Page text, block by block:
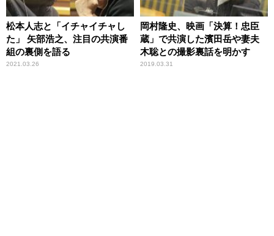
松本人志と「イチャイチャし
た」 矢部浩之、注目の共演番
組の裏側を語る
2021.03.26
岡村隆史、映画「決算！忠臣
蔵」で共演した濱田岳や妻夫
木聡との撮影裏話を明かす
2019.03.31